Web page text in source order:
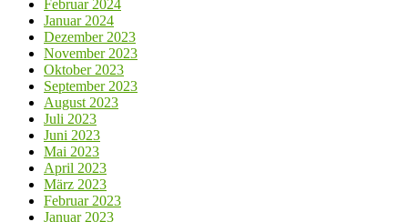
Februar 2024
Januar 2024
Dezember 2023
November 2023
Oktober 2023
September 2023
August 2023
Juli 2023
Juni 2023
Mai 2023
April 2023
März 2023
Februar 2023
Januar 2023